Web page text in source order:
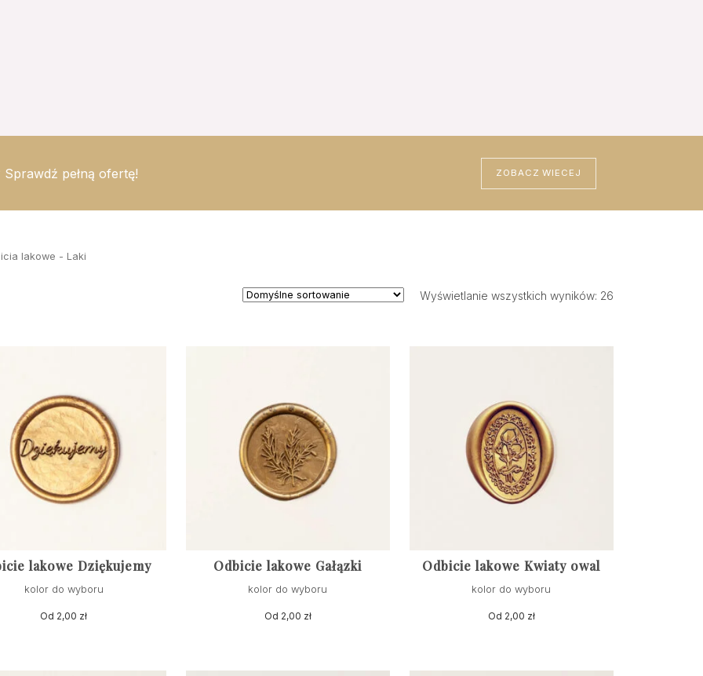
pełną ofertę! ZOBACZ WIECEJ
lakowe - Laki
Wyświetlanie wszystkich wyników: 26
lakowe Dziękujemy
kolor do wyboru
Od 2,00 zł
Odbicie lakowe Gałązki
kolor do wyboru
Od 2,00 zł
Odbicie lakowe Kwiaty owal
kolor do wyboru
Od 2,00 zł